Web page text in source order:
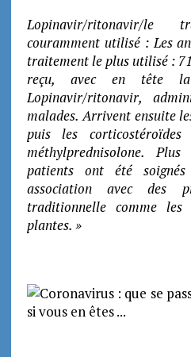
Lopinavir/ritonavir/
couramment utilisé : Les
traitement le plus utilisé :
reçu, avec en tête la
Lopinavir/ritonavir,
malades. Arrivent ensuite
puis les
méthylprednisolone.
patients ont été
association avec des
traditionnelle comme
plantes. »